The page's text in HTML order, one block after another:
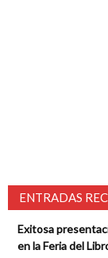
ENTRADAS
Exitosa
en la Feria del